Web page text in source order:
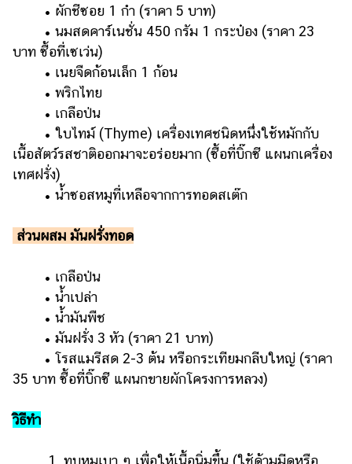
• ผักชีซอย 1 กำ (ราคา 5 บาท)
• นมสดคาร์เนชั่น 450 กรัม 1 กระป๋อง (ราคา 23
บาท ซื้อที่เซเว่น)
• เนยจืดก้อนเล็ก 1 ก้อน
• พริกไทย
• เกลือป่น
• ใบไทม์ (Thyme) เครื่องเทศชนิดหนึ่งใช้หมักกับ
เนื้อสัตว์รสชาติออกมาจะอร่อยมาก (ซื้อที่บิ๊กซี แผนกเครื่อง
เทศฝรั่ง)
• น้ำซอสหมูที่เหลือจากการทอดสเต๊ก
ส่วนผสม มันฝรั่งทอด
• เกลือป่น
• น้ำเปล่า
• น้ำมันพืช
• มันฝรั่ง 3 หัว (ราคา 21 บาท)
• โรสแมรีสด 2-3 ต้น หรือกระเทียมกลีบใหญ่ (ราคา
35 บาท ซื้อที่บิ๊กซี แผนกขายผักโครงการหลวง)
วิธีทำ
1. ทุบหมูเบา ๆ เพื่อให้เนื้อนิ่มขึ้น (ใช้ด้ามมีดหรือ